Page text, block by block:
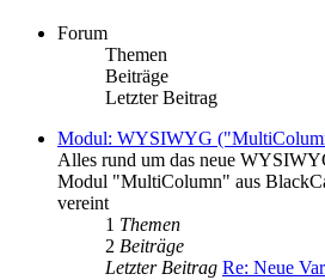
Forum
Themen
Beiträge
Letzter Beitrag
Modul: WYSIWYG
Alles rund um das neue
Modul "MultiColumn" aus
vereint
1 Themen
2 Beiträge
Letzter Beitrag Re: Neue